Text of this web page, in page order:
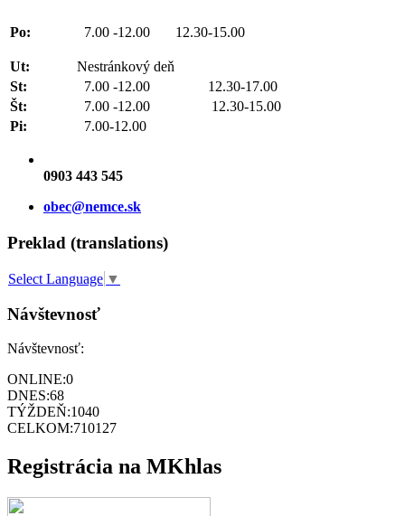
Po: 7.00 -12.00 12.30-15.00
Ut:
Nestránkový deň
St:
7.00 -12.00 12.30-17.00
Št:
7.00 -12.00 12.30-15.00
Pi:
7.00-12.00
0903 443 545
obec@nemce.sk
Preklad (translations)
Select Language ▼
Návštevnosť
Návštevnosť:
ONLINE:0
DNES:68
TÝŽDEŇ:1040
CELKOM:710127
Registrácia na MKhlas